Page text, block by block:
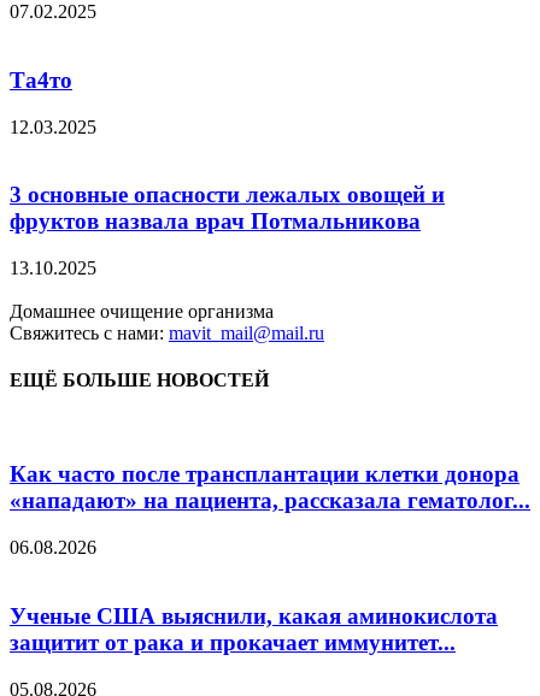
07.02.2025
Та4то
12.03.2025
3 основные опасности лежалых овощей и
фруктов назвала врач Потмальникова
13.10.2025
Домашнее очищение организма
Свяжитесь с нами: mavit_mail@mail.ru
ЕЩЁ БОЛЬШЕ НОВОСТЕЙ
Как часто после трансплантации клетки донора
«нападают» на пациента, рассказала гематолог...
06.08.2026
Ученые США выяснили, какая аминокислота
защитит от рака и прокачает иммунитет...
05.08.2026